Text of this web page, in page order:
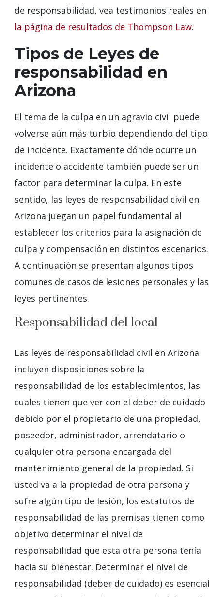
de responsabilidad, vea testimonios reales en
la página de resultados de Thompson Law.
Tipos de Leyes de
responsabilidad en
Arizona
El tema de la culpa en un agravio civil puede
volverse aún más turbio dependiendo del tipo
de incidente. Exactamente dónde ocurre un
incidente o accidente también puede ser un
factor para determinar la culpa. En este
sentido, las leyes de responsabilidad civil en
Arizona juegan un papel fundamental al
establecer los criterios para la asignación de
culpa y compensación en distintos escenarios.
A continuación se presentan algunos tipos
comunes de casos de lesiones personales y las
leyes pertinentes.
Responsabilidad del local
Las leyes de responsabilidad civil en Arizona
incluyen disposiciones sobre la
responsabilidad de los establecimientos, las
cuales tienen que ver con el deber de cuidado
debido por el propietario de una propiedad,
poseedor, administrador, arrendatario o
cualquier otra persona encargada del
mantenimiento general de la propiedad. Si
usted va a la propiedad de otra persona y
sufre algún tipo de lesión, los estatutos de
responsabilidad de las premisas tienen como
objetivo determinar el nivel de
responsabilidad que esta otra persona tenía
hacia su bienestar. Determinar el nivel de
responsabilidad (deber de cuidado) es esencial